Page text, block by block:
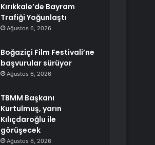
Kırıkkale’de Bayram
Trafiği Yoğunlaştı
Ağustos 6, 2026
Boğaziçi Film Festivali’ne
başvurular sürüyor
Ağustos 6, 2026
TBMM Başkanı
Kurtulmuş, yarın
Kılıçdaroğlu ile
görüşecek
Ağustos 6, 2026